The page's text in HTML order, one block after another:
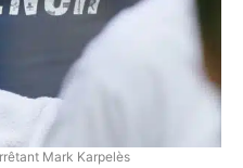
Mark Karpelès